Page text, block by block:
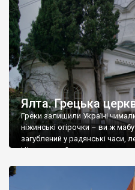
Ялта. Грецька
Греки залишили Україні
ніжинські огірочки – ви ж
загублений у радянські часи,
Ніжин греки?